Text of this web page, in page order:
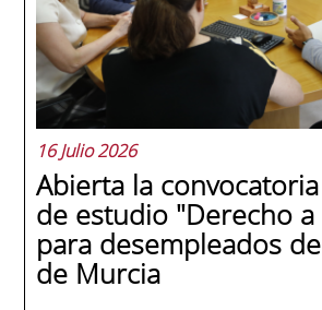
Ricardo Navarro,
Generac Power Systems en
y antiguo alumno...
16 Julio 2026
Abierta la
de estudio "Derecho a
para desempleados
de Murcia